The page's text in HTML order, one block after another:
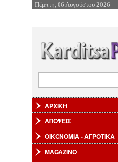
Επιστροφή
Πέμπτη, 06 Αυγούστου 2026
ΑΡΧΙΚΗ
ΑΠΟΨΕΙΣ
ΟΙΚΟΝΟΜΙΑ - ΑΓΡΟΤΙΚΑ
MAGAZINO